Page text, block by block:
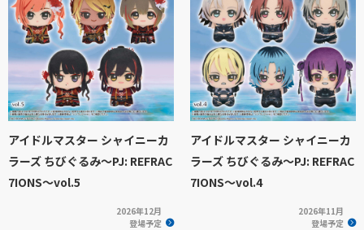
アイドルマスター シャイニーカ
ラーズ ちびぐるみ～PJ: REFRAC
7IONS～vol.5
2026年12月
登場予定
アイドルマスター シャイニーカ
ラーズ ちびぐるみ～PJ: REFRAC
7IONS～vol.4
2026年11月
登場予定